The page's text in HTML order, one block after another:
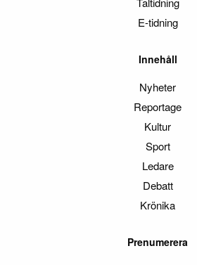
E-tidning
Innehåll
Nyheter
Reportage
Kultur
Sport
Ledare
Debatt
Krönika
Prenumerera